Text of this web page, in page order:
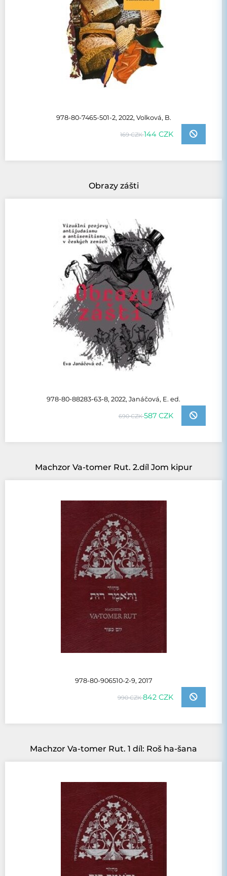
978-80-7465-501-2, 2022, Volková, B.
169 CZK144 CZK
Obrazy zášti
978-80-88283-63-8, 2022, Janáčová, E. ed.
690 CZK587 CZK
Machzor Va-tomer Rut. 2.díl Jom kipur
978-80-906510-2-9, 2017
990 CZK842 CZK
Machzor Va-tomer Rut. 1 díl: Roš ha-šana